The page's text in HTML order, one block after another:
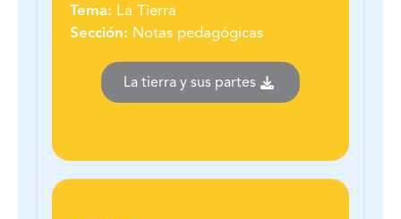
Tema: La Tierra
Sección: Notas pedagógicas
La tierra y sus partes